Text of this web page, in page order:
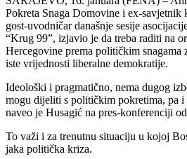
Pokreta Snaga Domovine i ex-savjetnik
gost-uvodničar današnje sesije
“Krug 99”, izjavio je da treba raditi na
Hercegovine prema političkim snagama
iste vrijednosti liberalne demokratije.
Ideološki i pragmatično, nema dugog
mogu dijeliti s političkim pokretima, pa i
naveo je Husagić na pres-konferenciji
To važi i za trenutnu situaciju u kojoj
jaka politička kriza.